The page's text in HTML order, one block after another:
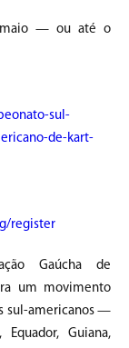
maio — ou até o
sul-
de-kart-
register
Gaúcha de
um movimento
sul-americanos —
Guiana,